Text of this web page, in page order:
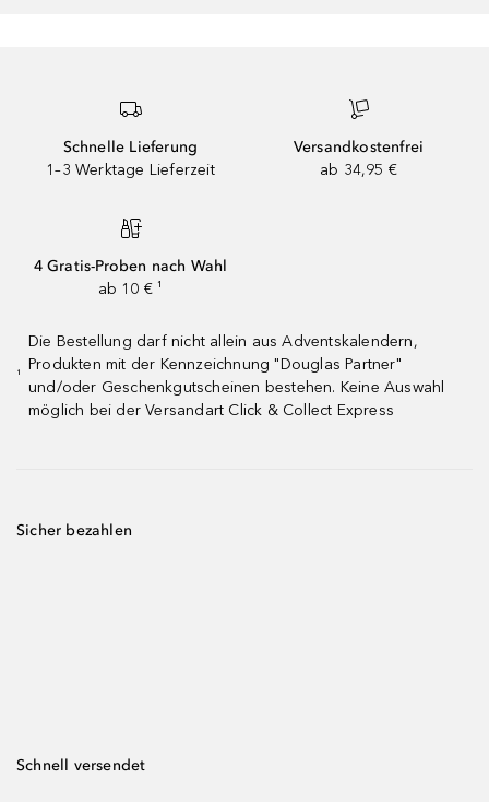
Schnelle Lieferung
1–3 Werktage Lieferzeit
Versandkostenfrei
ab 34,95 €
4 Gratis-Proben nach Wahl
ab 10 € ¹
¹
Die Bestellung darf nicht allein aus Adventskalendern,
Produkten mit der Kennzeichnung "Douglas Partner"
und/oder Geschenkgutscheinen bestehen. Keine Auswahl
möglich bei der Versandart Click & Collect Express
Sicher bezahlen
Schnell versendet